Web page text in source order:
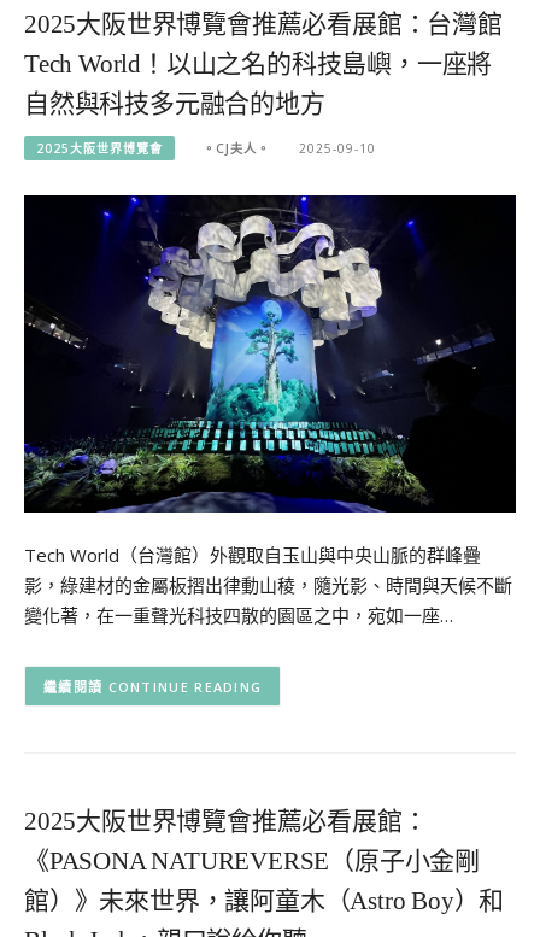
2025大阪世界博覽會推薦必看展館：台灣館
Tech World！以山之名的科技島嶼，一座將
自然與科技多元融合的地方
2025大阪世界博覽會 。CJ夫人。 2025-09-10
Tech World（台灣館）外觀取自玉山與中央山脈的群峰疊
影，綠建材的金屬板摺出律動山稜，隨光影、時間與天候不斷
變化著，在一重聲光科技四散的園區之中，宛如一座…
CONTINUE READING
2025大阪世界博覽會推薦必看展館：
《PASONA NATUREVERSE（原子小金剛
館）》未來世界，讓阿童木（Astro Boy）和